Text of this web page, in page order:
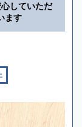
していただ
ます